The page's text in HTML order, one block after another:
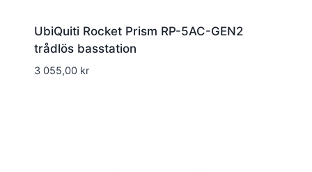
UbiQuiti Rocket Prism RP-5AC-GEN2
trådlös basstation
3 055,00 kr